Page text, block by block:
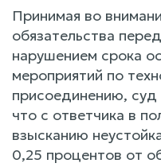
Принимая во
обязательства
нарушением срока
мероприятий по
присоединению,
что с ответчика в
взысканию
0,25 процентов от